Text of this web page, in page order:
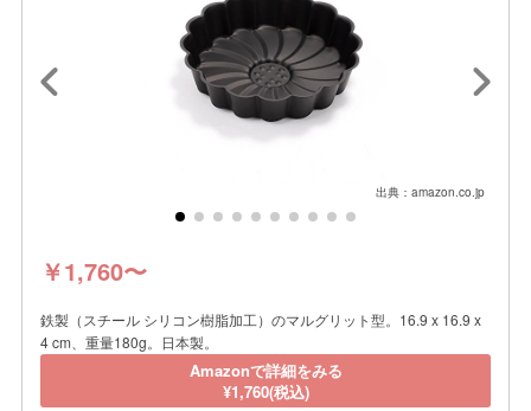
出典：amazon.co.jp
￥1,760〜
鉄製（スチール シリコン樹脂加工）のマルグリット型。16.9 x 16.9 x
4 cm、重量180g。日本製。
Amazonで詳細をみる
¥1,760(税込)